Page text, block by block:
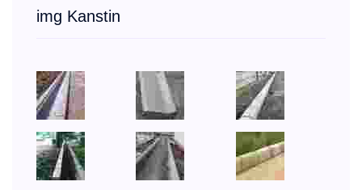
img Kanstin